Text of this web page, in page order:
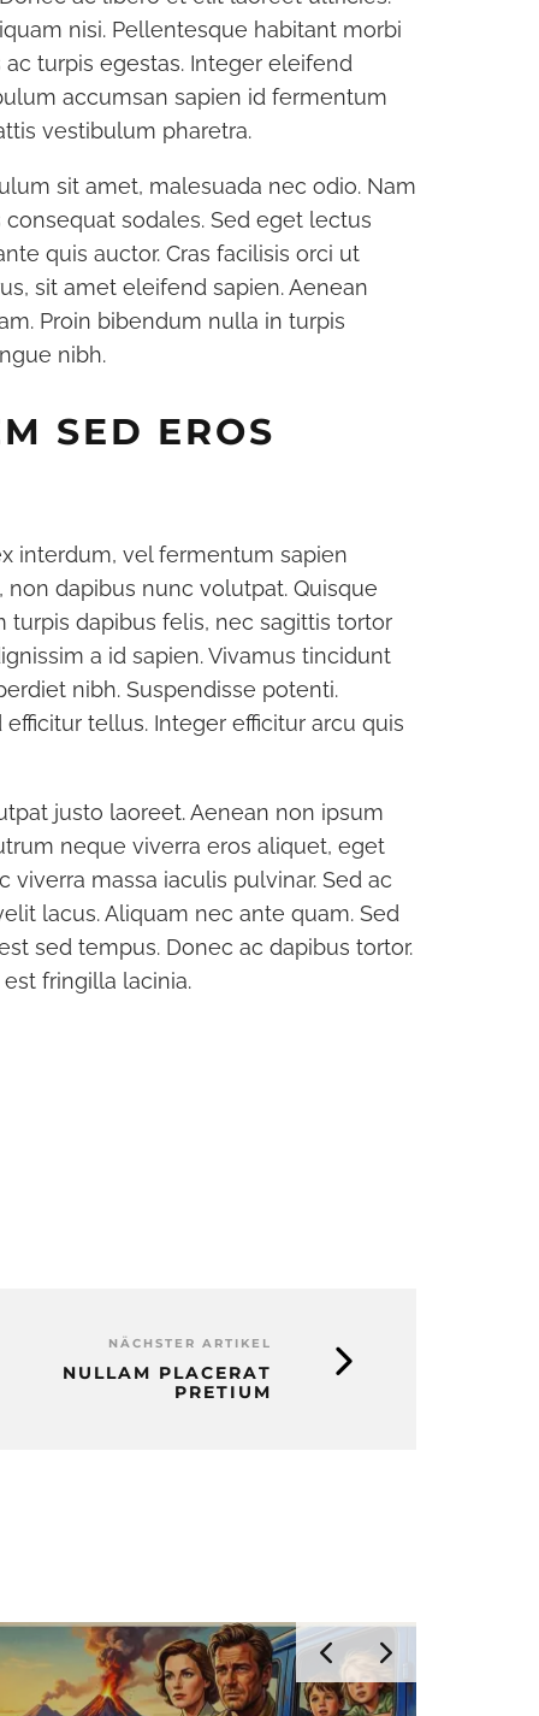
nisi. Pellentesque habitant morbi
turpis egestas. Integer eleifend
accumsan sapien id fermentum
vestibulum pharetra.
sit amet, malesuada nec odio. Nam
sodales. Sed eget lectus
quis auctor. Cras facilisis orci ut
sit amet eleifend sapien. Aenean
Proin bibendum nulla in turpis
nibh.
SED EROS
interdum, vel fermentum sapien
dapibus nunc volutpat. Quisque
dapibus felis, nec sagittis tortor
a id sapien. Vivamus tincidunt
nibh. Suspendisse potenti.
tellus. Integer efficitur arcu quis
justo laoreet. Aenean non ipsum
neque viverra eros aliquet, eget
massa iaculis pulvinar. Sed ac
lacus. Aliquam nec ante quam. Sed
sed tempus. Donec ac dapibus tortor.
fringilla lacinia.
NÄCHSTER ARTIKEL
NULLAM PLACERAT
PRETIUM
für Filmfans
Christofer Knaak blickt hinter die Bordkulissen
Garten
ROBINSON CLUB DAIDALOS
Wassersport und mehr auf Kos